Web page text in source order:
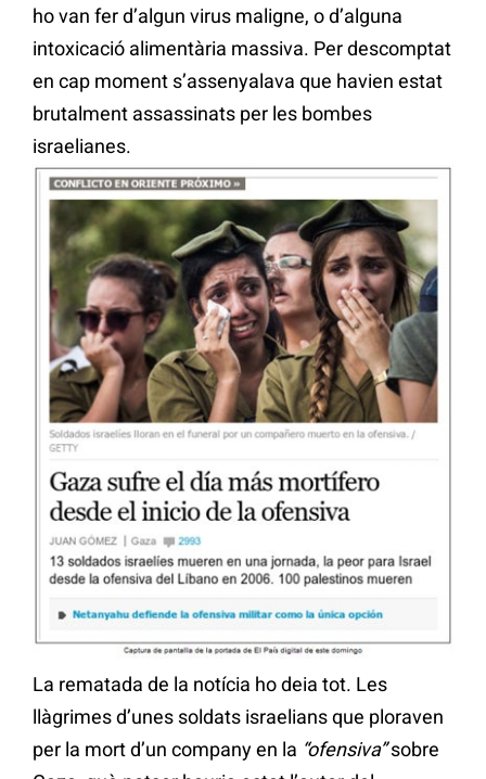
ho van fer d’algun virus maligne, o d’alguna
intoxicació alimentària massiva. Per descomptat
en cap moment s’assenyalava que havien estat
brutalment assassinats per les bombes
israelianes.
La rematada de la notícia ho deia tot. Les
llàgrimes d’unes soldats israelians que ploraven
per la mort d’un company en la “ofensiva”sobre